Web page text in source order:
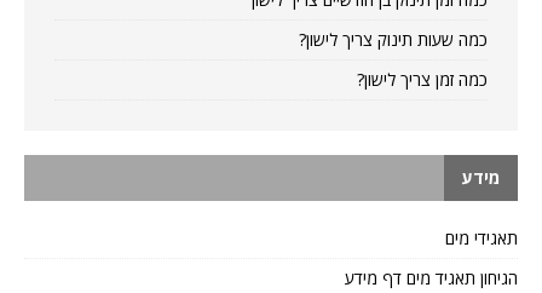
כמה שעות תינוק צריך לישון?
כמה זמן צריך לישון?
מידע
תאגידי מים
הגיחון תאגיד מים דף מידע